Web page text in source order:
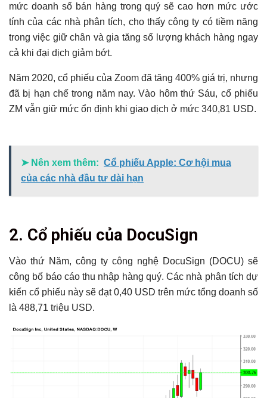
mức doanh số bán hàng trong quý sẽ cao hơn mức ước
tính của các nhà phân tích, cho thấy công ty có tiềm năng
trong việc giữ chân và gia tăng số lượng khách hàng ngay
cả khi đại dịch giảm bớt.
Năm 2020, cổ phiếu của Zoom đã tăng 400% giá trị, nhưng
đã bị hạn chế trong năm nay. Vào hôm thứ Sáu, cổ phiếu
ZM vẫn giữ mức ổn định khi giao dịch ở mức 340,81 USD.
➤ Nên xem thêm: Cổ phiếu Apple: Cơ hội mua
của các nhà đầu tư dài hạn
2. Cổ phiếu của DocuSign
Vào thứ Năm, công ty công nghệ DocuSign (DOCU) sẽ
công bố báo cáo thu nhập hàng quý. Các nhà phân tích dự
kiến ​​cổ phiếu này sẽ đạt 0,40 USD trên mức tổng doanh số
là 488,71 triệu USD.